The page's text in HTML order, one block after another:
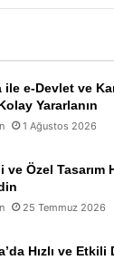
ile e-Devlet ve
Yararlanın
1 Ağustos 2026
ve Özel Tasarım
25 Temmuz 2026
Hızlı ve